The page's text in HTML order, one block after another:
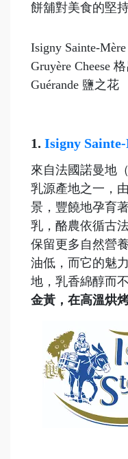
餅舖對美食的堅
Isigny Sainte-
Gruyère Cheese
Guérande 鹽之花
1. Isigny
來自法國諾曼地（
乳源產地之一，
景，豐饒地孕育
乳，酪農依循古
保留更多自然營
油低，而它的魅
地，乳香綿醇而
金黃，在高溫烘